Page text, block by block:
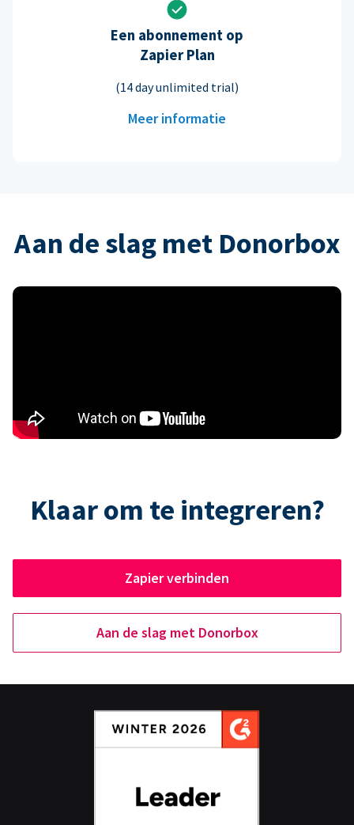
Een abonnement op
Zapier Plan
(14 day unlimited trial)
Meer informatie
Aan de slag met Donorbox
Klaar om te integreren?
Zapier verbinden
Aan de slag met Donorbox